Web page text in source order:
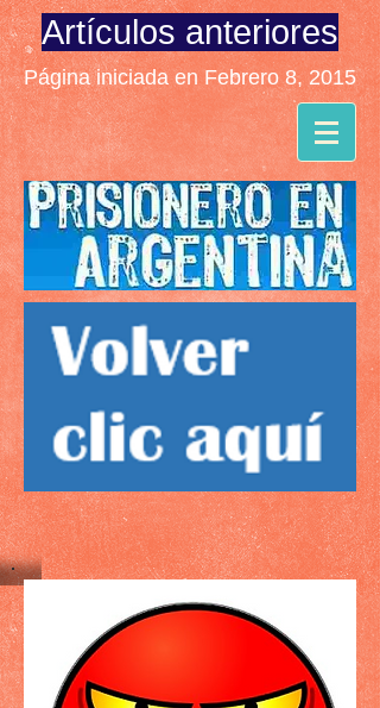
Artículos anteriores
Página iniciada en Febrero 8, 2015